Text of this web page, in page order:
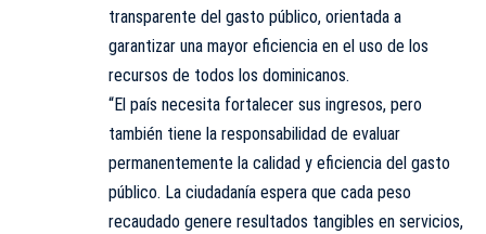
transparente del gasto público, orientada a
garantizar una mayor eficiencia en el uso de los
recursos de todos los dominicanos.
“El país necesita fortalecer sus ingresos, pero
también tiene la responsabilidad de evaluar
permanentemente la calidad y eficiencia del gasto
público. La ciudadanía espera que cada peso
recaudado genere resultados tangibles en servicios,